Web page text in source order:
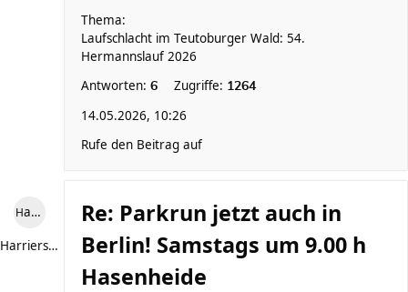
Thema:
Laufschlacht im Teutoburger Wald: 54.
Hermannslauf 2026
Antworten: 6 Zugriffe: 1264
14.05.2026, 10:26
Rufe den Beitrag auf
Harriersand reloaded
Harriersand reloaded
Re: Parkrun jetzt auch in
Berlin! Samstags um 9.00 h
Hasenheide